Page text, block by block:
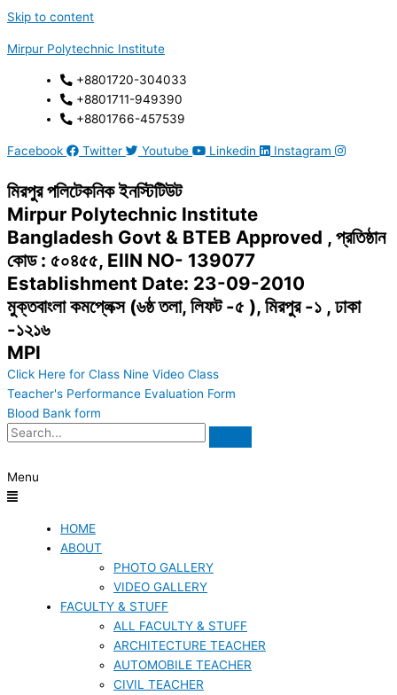
Skip to content
Mirpur Polytechnic Institute
+8801720-304033
+8801711-949390
+8801766-457539
Facebook Twitter Youtube Linkedin Instagram
মিরপুর পলিটেকনিক ইনস্টিটিউট
Mirpur Polytechnic Institute
Bangladesh Govt & BTEB Approved , প্রতিষ্ঠান
কোড : ৫০৪৫৫, EIIN NO- 139077
Establishment Date: 23-09-2010
মুক্তবাংলা কমপ্লেক্স (৬ষ্ঠ তলা, লিফট -৫ ), মিরপুর -১ , ঢাকা
-১২১৬
MPI
Click Here for Class Nine Video Class
Teacher's Performance Evaluation Form
Blood Bank form
Menu
HOME
ABOUT
PHOTO GALLERY
VIDEO GALLERY
FACULTY & STUFF
ALL FACULTY & STUFF
ARCHITECTURE TEACHER
AUTOMOBILE TEACHER
CIVIL TEACHER